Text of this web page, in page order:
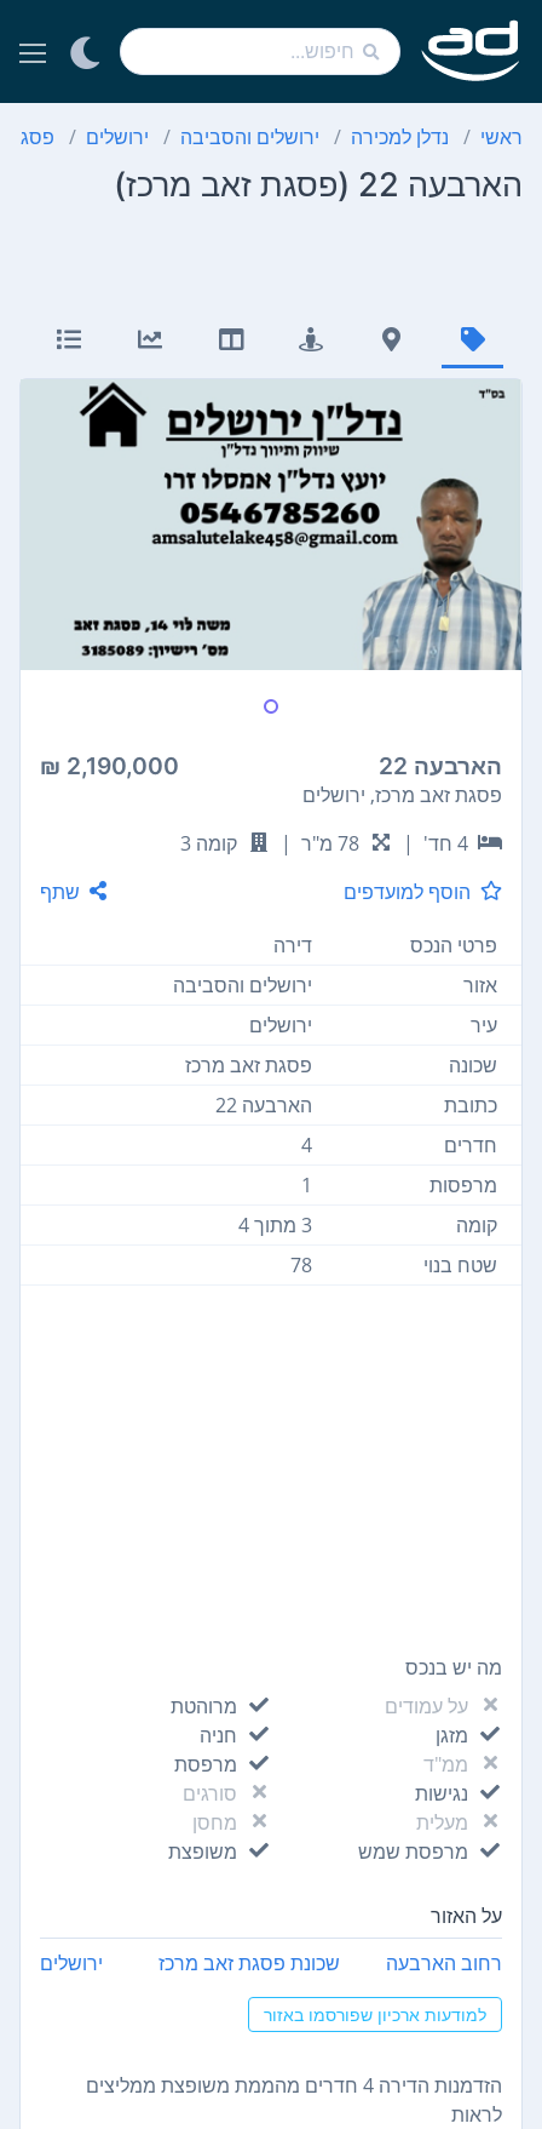
ראשי נדלן למכירה ירושלים והסביבה ירושלים פסגת
הארבעה 22 (פסגת זאב מרכז)
הארבעה 22 2,190,000 ₪
פסגת זאב מרכז, ירושלים
4 חד'
| 78 מ"ר |
קומה 3
הוסף למועדפים
שתף
פרטי הנכס
דירה
אזור
ירושלים והסביבה
עיר
ירושלים
שכונה
פסגת זאב מרכז
כתובת
הארבעה 22
חדרים
4
מרפסות
1
קומה
3 מתוך 4
שטח בנוי
78
מה יש בנכס
על עמודים
מרוהטת
מזגן
חניה
ממ"ד
מרפסת
נגישות
סורגים
מעלית
מחסן
מרפסת שמש
משופצת
על האזור
רחוב הארבעה שכונת פסגת זאב מרכז ירושלים
למודעות ארכיון שפורסמו באזור
הזדמנות הדירה 4 חדרים מהממת משופצת ממליצים
לראות